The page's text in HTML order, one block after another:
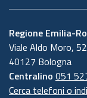
Regione Emilia-
Viale Aldo Moro, 52
40127 Bologna
Centralino 051
Cerca telefoni o